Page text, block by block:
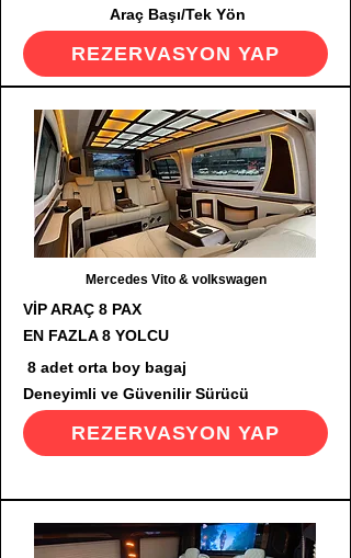
Araç Başı/Tek Yön
REZERVASYON YAP
Mercedes Vito & volkswagen
VİP ARAÇ 8 PAX
EN FAZLA 8 YOLCU
8 adet orta boy bagaj
Deneyimli ve Güvenilir Sürücü
REZERVASYON YAP